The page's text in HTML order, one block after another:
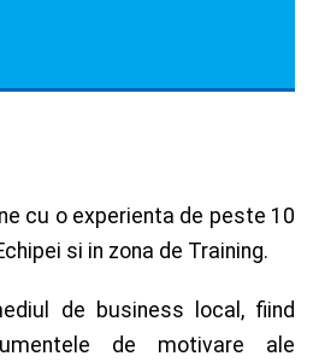
cu o experienta de peste 10
si in zona de Training.
de business local, fiind
de motivare ale